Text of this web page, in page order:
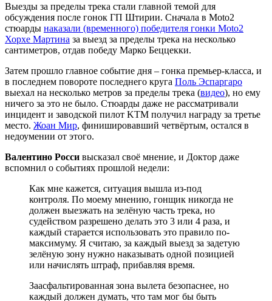
Выезды за пределы трека стали главной темой для
обсуждения после гонок ГП Штирии. Сначала в Moto2
стюарды наказали (временного) победителя гонки Moto2
Хорхе Мартина за выезд за пределы трека на несколько
сантиметров, отдав победу Марко Беццекки.
Затем прошло главное событие дня – гонка премьер-класса, и
в последнем повороте последнего круга Поль Эспаргаро
выехал на несколько метров за пределы трека (видео), но ему
ничего за это не было. Стюарды даже не рассматривали
инцидент и заводской пилот KTM получил награду за третье
место. Жоан Мир, финишировавший четвёртым, остался в
недоумении от этого.
Валентино Росси высказал своё мнение, и Доктор даже
вспомнил о событиях прошлой недели:
Как мне кажется, ситуация вышла из-под
контроля. По моему мнению, гонщик никогда не
должен выезжать на зелёную часть трека, но
судейством разрешено делать это 3 или 4 раза, и
каждый старается использовать это правило по-
максимуму. Я считаю, за каждый выезд за задетую
зелёную зону нужно наказывать одной позицией
или начислять штраф, прибавляя время.
Заасфальтированная зона вылета безопаснее, но
каждый должен думать, что там мог бы быть